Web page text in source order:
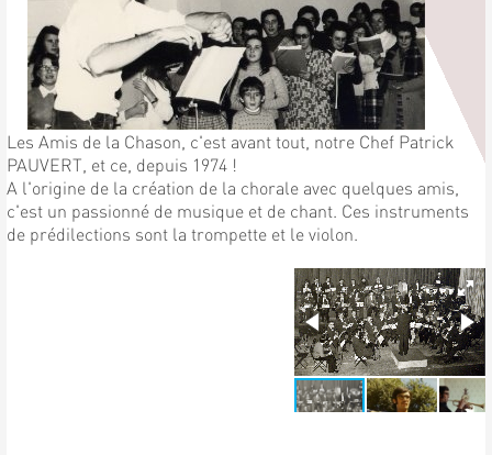
Les Amis de la Chason, c'est avant tout, notre Chef Patrick
PAUVERT, et ce, depuis 1974 !
A l'origine de la création de la chorale avec quelques amis,
c'est un passionné de musique et de chant. Ces instruments
de prédilections sont la trompette et le violon.